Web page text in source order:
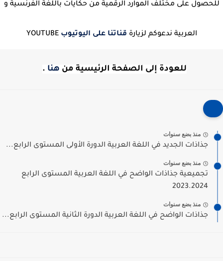
للحصول على مختلف الموارد الرقمية من حكايات باللغة الفرنسية و
العربية ندعوكم لزيارة قناتنا على اليوتيوب YOUTUBE
للعودة إلى الصفحة الرئيسية من هنا .
منذ بضع سنوات
جذاذات الجديد في اللغة العربية الدورة الأولى المستوى الرابع...
منذ بضع سنوات
تجميعية جذاذات الواضح في اللغة العربية المستوى الرابع
2023.2024
منذ بضع سنوات
جذاذات الواضح في اللغة العربية الدورة الثانية المستوى الرابع...